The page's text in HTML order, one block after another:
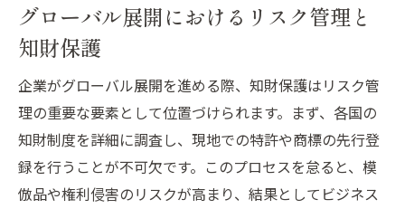
知財を活用したビジネス拡大のステップバイス
テップ
知財を活かした市場参入計画の立案
知財ポートフォリオを用いた競争力強化戦
略
特許と商標を活用したビジネス拡大の実例
知財を基にした新規事業開発のステップ
グローバル展開におけるリスク管理と
知財保護
企業がグローバル展開を進める際、知財保護はリスク管
理の重要な要素として位置づけられます。まず、各国の
知財制度を詳細に調査し、現地での特許や商標の先行登
録を行うことが不可欠です。このプロセスを怠ると、模
倣品や権利侵害のリスクが高まり、結果としてビジネス